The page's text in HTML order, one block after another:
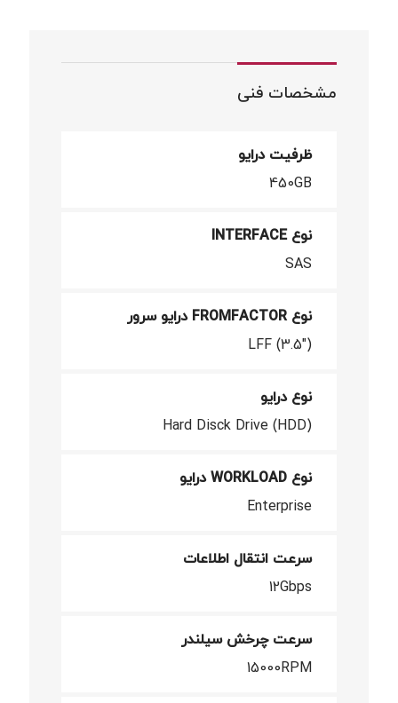
مشخصات فنی
ظرفیت درایو
450GB
نوع INTERFACE
SAS
نوع FROMFACTOR درایو سرور
LFF (3.5")
نوع درایو
Hard Disck Drive (HDD)
نوع WORKLOAD درایو
Enterprise
سرعت انتقال اطلاعات
12Gbps
سرعت چرخش سیلندر
15000RPM